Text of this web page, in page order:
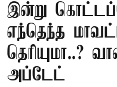
இன்று
எந்தெந்த
தெரியுமா..?
அப்டேட்